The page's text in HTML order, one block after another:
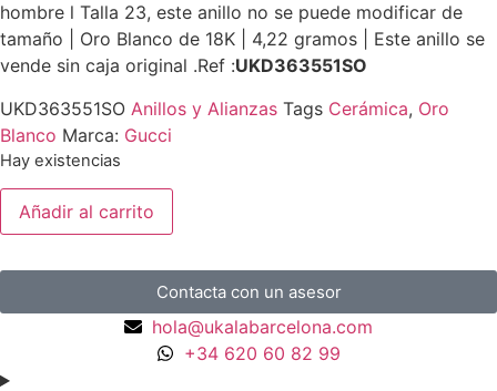
hombre l Talla 23, este anillo no se puede modificar de
tamaño | Oro Blanco de 18K | 4,22 gramos | Este anillo se
vende sin caja original .Ref :UKD363551SO
UKD363551SO Anillos y Alianzas Tags Cerámica, Oro
Blanco Marca: Gucci
Hay existencias
Añadir al carrito
Contacta con un asesor
hola@ukalabarcelona.com
+34 620 60 82 99